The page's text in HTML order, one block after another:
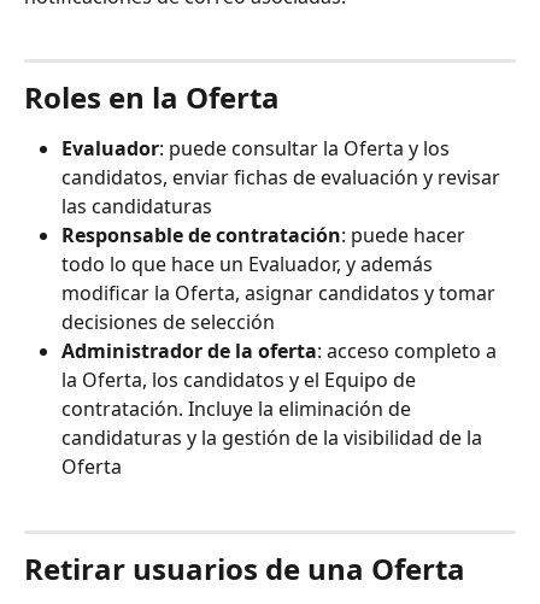
Roles en la Oferta
Evaluador: puede consultar la Oferta y los
candidatos, enviar fichas de evaluación y revisar
las candidaturas
Responsable de contratación: puede hacer
todo lo que hace un Evaluador, y además
modificar la Oferta, asignar candidatos y tomar
decisiones de selección
Administrador de la oferta: acceso completo a
la Oferta, los candidatos y el Equipo de
contratación. Incluye la eliminación de
candidaturas y la gestión de la visibilidad de la
Oferta
Retirar usuarios de una Oferta